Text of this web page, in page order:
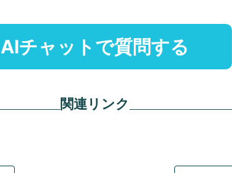
AIチャットで質問する
関連リンク